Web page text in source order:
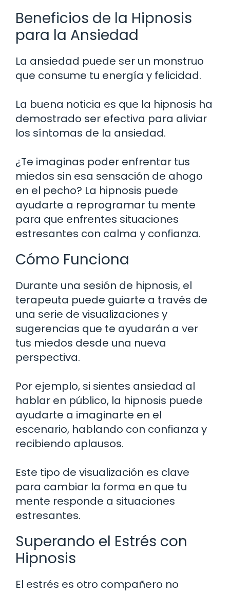
Beneficios de la Hipnosis
para la Ansiedad
La ansiedad puede ser un monstruo
que consume tu energía y felicidad.
La buena noticia es que la hipnosis ha
demostrado ser efectiva para aliviar
los síntomas de la ansiedad.
¿Te imaginas poder enfrentar tus
miedos sin esa sensación de ahogo
en el pecho? La hipnosis puede
ayudarte a reprogramar tu mente
para que enfrentes situaciones
estresantes con calma y confianza.
Cómo Funciona
Durante una sesión de hipnosis, el
terapeuta puede guiarte a través de
una serie de visualizaciones y
sugerencias que te ayudarán a ver
tus miedos desde una nueva
perspectiva.
Por ejemplo, si sientes ansiedad al
hablar en público, la hipnosis puede
ayudarte a imaginarte en el
escenario, hablando con confianza y
recibiendo aplausos.
Este tipo de visualización es clave
para cambiar la forma en que tu
mente responde a situaciones
estresantes.
Superando el Estrés con
Hipnosis
El estrés es otro compañero no